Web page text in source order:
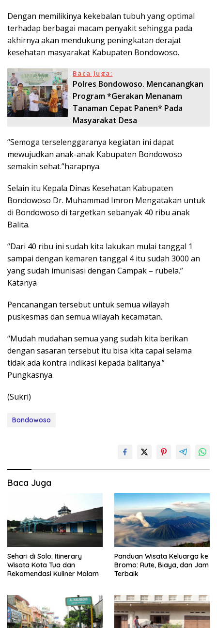
Dengan memilikinya kekebalan tubuh yang optimal
terhadap berbagai macam penyakit sehingga pada
akhirnya akan mendukung peningkatan derajat
kesehatan masyarakat Kabupaten Bondowoso.
Baca Juga:
Polres Bondowoso. Mencanangkan
Program *Gerakan Menanam
Tanaman Cepat Panen* Pada
Masyarakat Desa
“Semoga terselenggaranya kegiatan ini dapat
mewujudkan anak-anak Kabupaten Bondowoso
semakin sehat.”harapnya.
Selain itu Kepala Dinas Kesehatan Kabupaten
Bondowoso Dr. Muhammad Imron Mengatakan untuk
di Bondowoso di targetkan sebanyak 40 ribu anak
Balita.
“Dari 40 ribu ini sudah kita lakukan mulai tanggal 1
sampai dengan kemaren tanggal 4 itu sudah 3000 an
yang sudah imunisasi dengan Campak – rubela.”
Katanya
Pencanangan tersebut untuk semua wilayah
puskesmas dan semua wilayah kecamatan.
“Mudah mudahan semua yang sudah kita berikan
dengan sasaran tersebut itu bisa kita capai selama
tidak ada kontra indikasi kepada balitanya.”
Pungkasnya.
(Sukri)
Bondowoso
Baca Juga
Sehari di Solo: Itinerary
Wisata Kota Tua dan
Rekomendasi Kuliner Malam
Panduan Wisata Keluarga ke
Bromo: Rute, Biaya, dan Jam
Terbaik